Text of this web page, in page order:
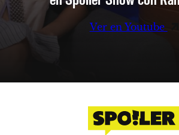
Ver en Youtube